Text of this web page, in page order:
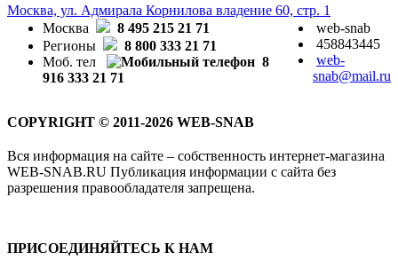
Москва, ул. Адмирала Корнилова владение 60, стр. 1
Москва
8 495 215 21 71
Регионы
8 800 333 21 71
Моб. тел
8
916 333 21 71
web-snab
458843445
web-
snab@mail.ru
COPYRIGHT © 2011-2026 WEB-SNAB
Вся информация на сайте – собственность интернет-магазина
WEB-SNAB.RU Публикация информации с сайта без
разрешения правообладателя запрещена.
ПРИСОЕДИНЯЙТЕСЬ К НАМ